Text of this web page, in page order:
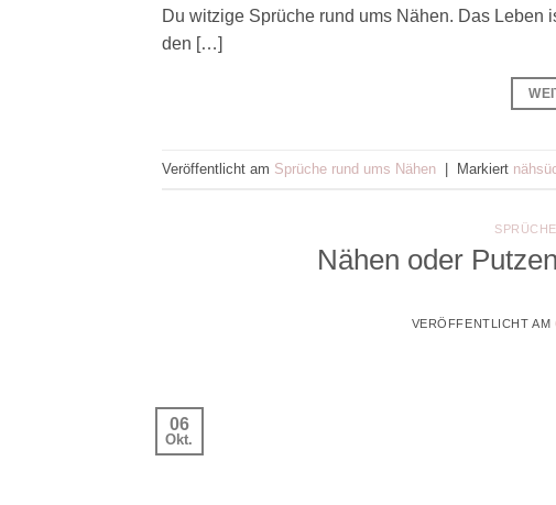
Du witzige Sprüche rund ums Nähen. Das Leben
den […]
Veröffentlicht am Sprüche rund ums Nähen | Markiert
Nähen oder
VERÖFFENTLICHT AM
06
Okt.